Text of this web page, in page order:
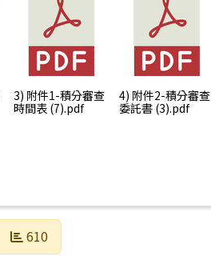
3) 附件1-積分審查
時間表 (7).pdf
4) 附件2-積分審查
委託書 (3).pdf
610